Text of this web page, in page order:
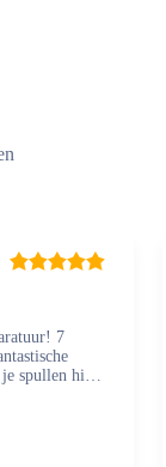
7
spullen hier